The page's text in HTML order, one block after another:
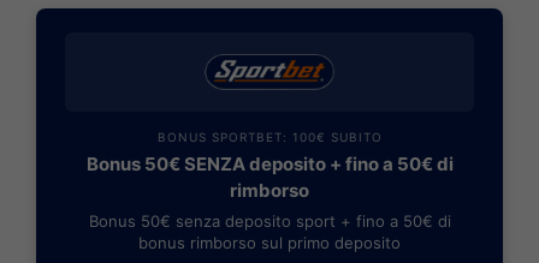
BONUS SPORTBET: 100€ SUBITO
Bonus 50€ SENZA deposito + fino a 50€ di
rimborso
Bonus 50€ senza deposito sport + fino a 50€ di
bonus rimborso sul primo deposito